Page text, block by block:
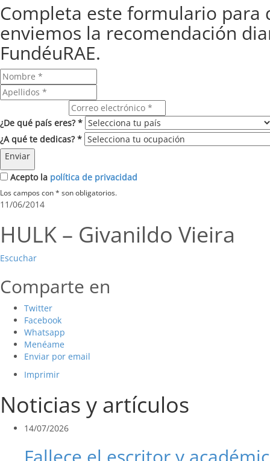
Completa este formulario para
enviemos la recomendación
FundéuRAE.
¿De qué país eres? *
¿A qué te dedicas? *
Enviar
Acepto la política de privacidad
Los campos con * son obligatorios.
11/06/2014
HULK – Givanildo Vieira
Escuchar
Comparte en
Twitter
Facebook
Whatsapp
Menéame
Enviar por email
Imprimir
Noticias y artículos
14/07/2026